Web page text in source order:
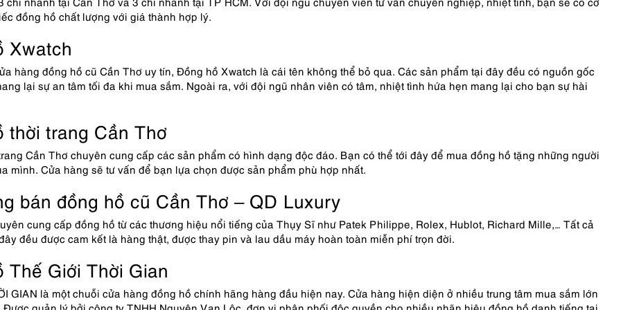
đồng hồ chất lượng với giá thành hợp lý.
Xwatch
hàng đồng hồ cũ Cần Thơ uy tín, Đồng hồ Xwatch là cái tên không thể bỏ qua. Các sản phẩm tại đây đều có nguồn gốc
lại sự an tâm tối đa khi mua sắm. Ngoài ra, với đội ngũ nhân viên có tâm, nhiệt tình hứa hẹn mang lại cho bạn sự hài
thời trang Cần Thơ
Cần Thơ chuyên cung cấp các sản phẩm có hình dạng độc đáo. Bạn có thể tới đây để mua đồng hồ tặng những người
mình. Cửa hàng sẽ tư vấn để bạn lựa chọn được sản phẩm phù hợp nhất.
bán đồng hồ cũ Cần Thơ – QD Luxury
cung cấp đồng hồ từ các thương hiệu nổi tiếng của Thụy Sĩ như Patek Philippe, Rolex, Hublot, Richard Mille,… Tất cả
đều được cam kết là hàng thật, được thay pin và lau dầu máy hoàn toàn miễn phí trọn đời.
Thế Giới Thời Gian
GIAN là một chuỗi cửa hàng đồng hồ chính hãng hàng đầu hiện nay. Cửa hàng hiện diện ở nhiều trung tâm mua sắm lớn
Được quản lý bởi công ty TNHH Nguyên Vạn Lộc, đơn vị phân phối độc quyền cho nhiều nhãn hiệu đồng hồ danh tiếng tại